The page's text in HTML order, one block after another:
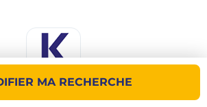
MA RECHERCHE